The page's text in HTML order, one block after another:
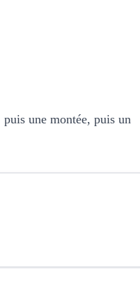
une montée, puis un